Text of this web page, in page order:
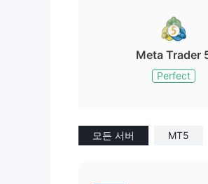
Meta Trader
Perfect
모든 서버 MT5